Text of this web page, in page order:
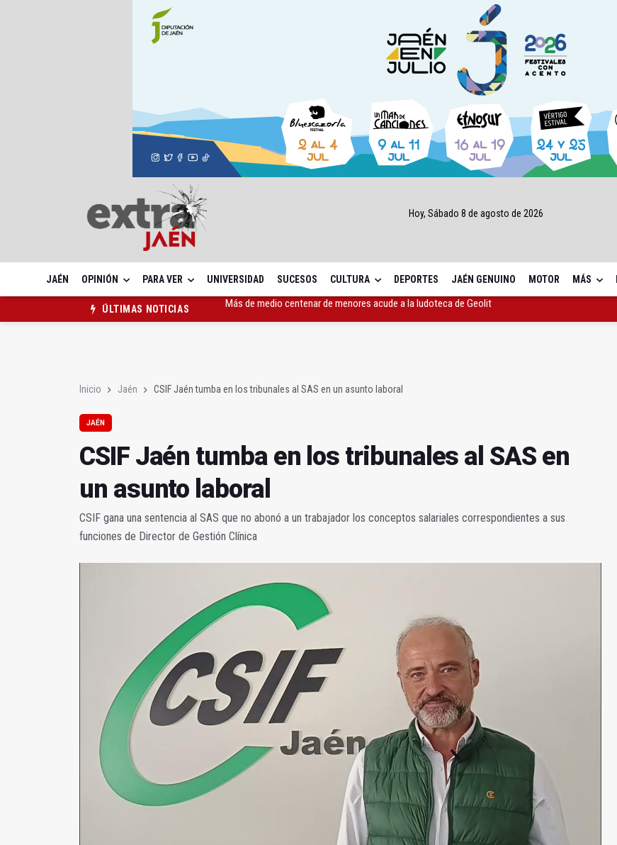
Hoy, Sábado 8 de agosto de 2026
JAÉN OPINIÓN PARA VER UNIVERSIDAD SUCESOS CULTURA DEPORTES JAÉN GENUINO MOTOR MÁS
ÚLTIMAS NOTICIAS
El Ayuntamiento lleva a cabo la eliminación de grafitis en el Bulevar
Inicio Jaén CSIF Jaén tumba en los tribunales al SAS en un asunto laboral
JAÉN
CSIF Jaén tumba en los tribunales al SAS en
un asunto laboral
CSIF gana una sentencia al SAS que no abonó a un trabajador los conceptos salariales correspondientes a sus
funciones de Director de Gestión Clínica